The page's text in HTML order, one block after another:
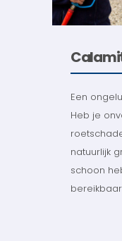
Een
Heb je
natuurlijk
schoon